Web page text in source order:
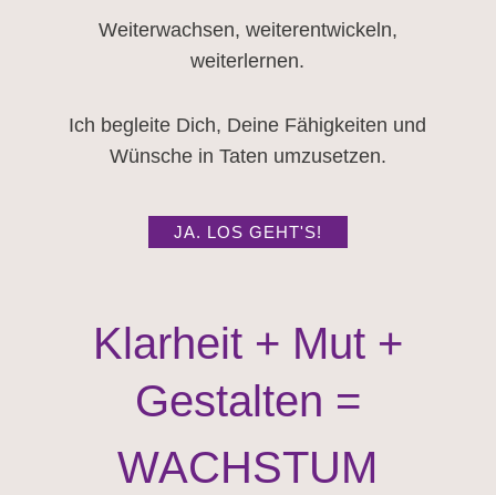
Weiterwachsen, weiterentwickeln,
weiterlernen.
Ich begleite Dich, Deine Fähigkeiten und
Wünsche in Taten umzusetzen.
JA. LOS GEHT'S!
Klarheit + Mut +
Gestalten =
WACHSTUM